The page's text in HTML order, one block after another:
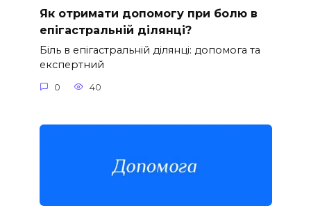
Як отримати допомогу при болю в
епігастральній ділянці?
Біль в епігастральній ділянці: допомога та
експертний
0 40